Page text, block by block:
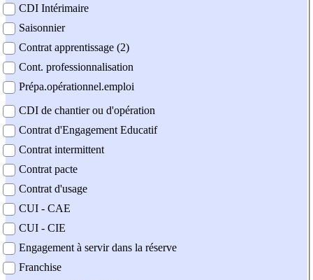
CDI Intérimaire
Saisonnier
Contrat apprentissage (2)
Cont. professionnalisation
Prépa.opérationnel.emploi
CDI de chantier ou d'opération
Contrat d'Engagement Educatif
Contrat intermittent
Contrat pacte
Contrat d'usage
CUI - CAE
CUI - CIE
Engagement à servir dans la réserve
Franchise